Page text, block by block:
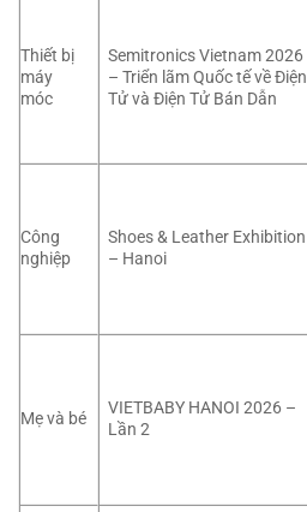
Thiết bị
máy
móc
Semitronics Vietnam 2026
– Triển lãm Quốc tế về Điện
Tử và Điện Tử Bán Dẫn
Công
nghiệp
Shoes & Leather Exhibition
– Hanoi
Mẹ và bé
VIETBABY HANOI 2026 –
Lần 2